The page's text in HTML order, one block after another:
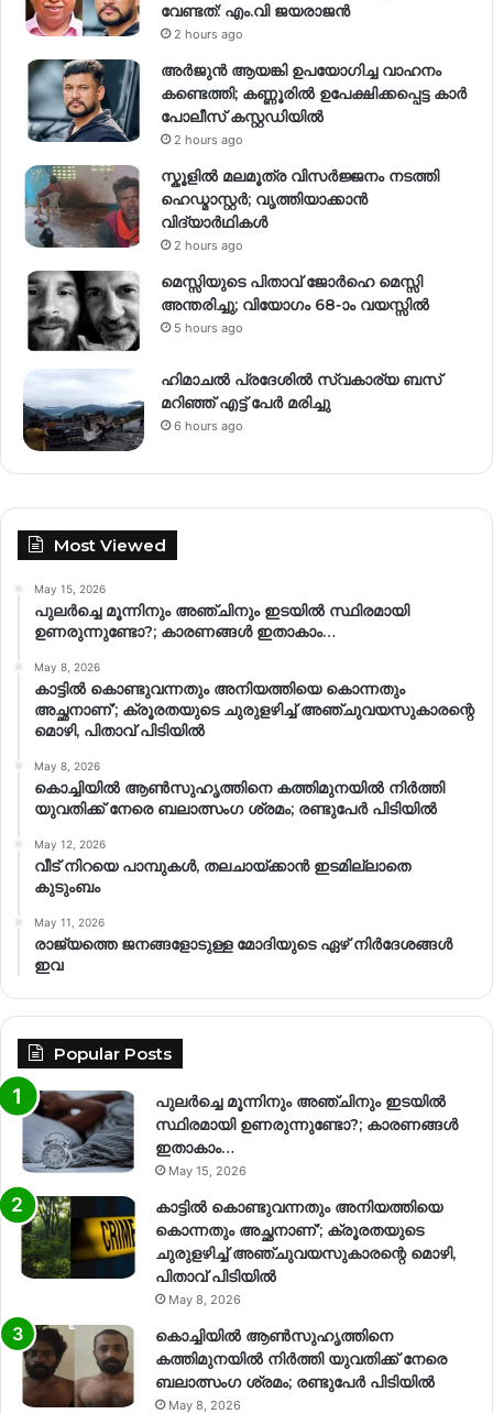
വേണ്ടത്: എം.വി ജയരാജൻ
2 hours ago
അർജുൻ ആയങ്കി ഉപയോഗിച്ച വാഹനം
കണ്ടെത്തി; കണ്ണൂരിൽ ഉപേക്ഷിക്കപ്പെട്ട കാർ
പോലീസ് കസ്റ്റഡിയിൽ
2 hours ago
സ്കൂളിൽ മലമൂത്ര വിസർജ്ജനം നടത്തി
ഹെഡ്മാസ്റ്റർ; വൃത്തിയാക്കാൻ
വിദ്യാർഥികൾ
2 hours ago
മെസ്സിയുടെ പിതാവ് ജോർഹെ മെസ്സി
അന്തരിച്ചു; വിയോഗം 68-ാം വയസ്സിൽ
5 hours ago
ഹിമാചല്‍ പ്രദേശില്‍ സ്വകാര്യ ബസ്
മറിഞ്ഞ് എട്ട് പേര്‍ മരിച്ചു
6 hours ago
Most Viewed
May 15, 2026
പുലർച്ചെ മൂന്നിനും അഞ്ചിനും ഇടയിൽ സ്ഥിരമായി
ഉണരുന്നുണ്ടോ?; കാരണങ്ങള്‍ ഇതാകാം…
May 8, 2026
കാട്ടിൽ കൊണ്ടുവന്നതും അനിയത്തിയെ കൊന്നതും
അച്ഛനാണ്’; ക്രൂരതയുടെ ചുരുളഴിച്ച് അഞ്ചുവയസുകാരന്റെ
മൊഴി, പിതാവ് പിടിയിൽ
May 8, 2026
കൊച്ചിയിൽ ആൺസുഹൃത്തിനെ കത്തിമുനയിൽ നിർത്തി
യുവതിക്ക് നേരെ ബലാത്സംഗ​ ശ്രമം; രണ്ടുപേർ പിടിയിൽ
May 12, 2026
വീട് നിറയെ പാമ്പുകൾ, തലചായ്ക്കാൻ ഇടമില്ലാതെ
കുടുംബം
May 11, 2026
രാജ്യത്തെ ജനങ്ങളോടുള്ള മോദിയുടെ ഏഴ് നിര്‍ദേശങ്ങള്‍
ഇവ
Popular Posts
പുലർച്ചെ മൂന്നിനും അഞ്ചിനും ഇടയിൽ
സ്ഥിരമായി ഉണരുന്നുണ്ടോ?; കാരണങ്ങള്‍
ഇതാകാം…
May 15, 2026
കാട്ടിൽ കൊണ്ടുവന്നതും അനിയത്തിയെ
കൊന്നതും അച്ഛനാണ്’; ക്രൂരതയുടെ
ചുരുളഴിച്ച് അഞ്ചുവയസുകാരന്റെ മൊഴി,
പിതാവ് പിടിയിൽ
May 8, 2026
കൊച്ചിയിൽ ആൺസുഹൃത്തിനെ
കത്തിമുനയിൽ നിർത്തി യുവതിക്ക് നേരെ
ബലാത്സംഗ​ ശ്രമം; രണ്ടുപേർ പിടിയിൽ
May 8, 2026